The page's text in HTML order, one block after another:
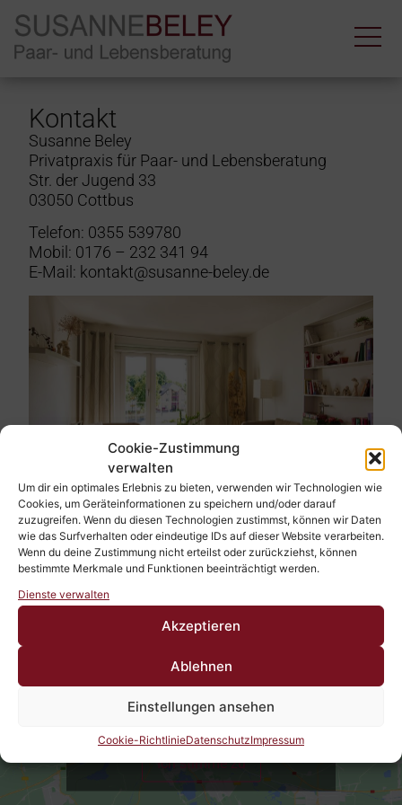
Cookie-Zustimmung
verwalten
Um dir ein optimales Erlebnis zu bieten, verwenden wir Technologien wie
Cookies, um Geräteinformationen zu speichern und/oder darauf
zuzugreifen. Wenn du diesen Technologien zustimmst, können wir Daten
wie das Surfverhalten oder eindeutige IDs auf dieser Website verarbeiten.
Wenn du deine Zustimmung nicht erteilst oder zurückziehst, können
bestimmte Merkmale und Funktionen beeinträchtigt werden.
Dienste verwalten
Akzeptieren
Ablehnen
Einstellungen ansehen
Cookie-RichtlinieDatenschutzImpressum
Kontakt
Susanne Beley
Privatpraxis für Paar- und Lebensberatung
Str. der Jugend 33
03050 Cottbus
Telefon: 0355 539780
Mobil: 0176 – 232 341 94
E-Mail: kontakt@susanne-beley.de
Klicke auf "Ich stimme zu", um Google maps
zu aktivieren
Ich stimme zu